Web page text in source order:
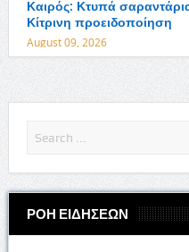
Καιρός: Κτυπά
Κίτρινη προειδοποίηση
August 09, 2026
ΡΟΗ ΕΙΔΗΣΕΩΝ